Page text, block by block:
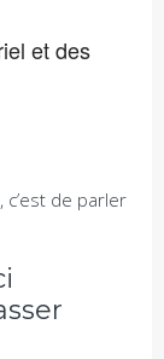
et des
de parler